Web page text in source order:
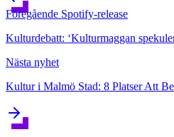
Föregående Spotify-release
Kulturdebatt: ‘Kulturmaggan
Nästa nyhet
Kultur i Malmö Stad: 8 Platser Att